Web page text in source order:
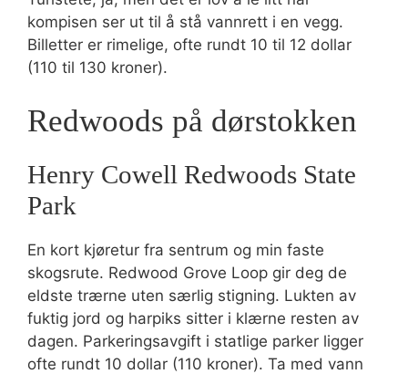
kompisen ser ut til å stå vannrett i en vegg.
Billetter er rimelige, ofte rundt 10 til 12 dollar
(110 til 130 kroner).
Redwoods på dørstokken
Henry Cowell Redwoods State
Park
En kort kjøretur fra sentrum og min faste
skogsrute. Redwood Grove Loop gir deg de
eldste trærne uten særlig stigning. Lukten av
fuktig jord og harpiks sitter i klærne resten av
dagen. Parkeringsavgift i statlige parker ligger
ofte rundt 10 dollar (110 kroner). Ta med vann